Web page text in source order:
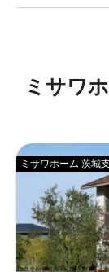
ミサワ
ミサワホーム 茨城